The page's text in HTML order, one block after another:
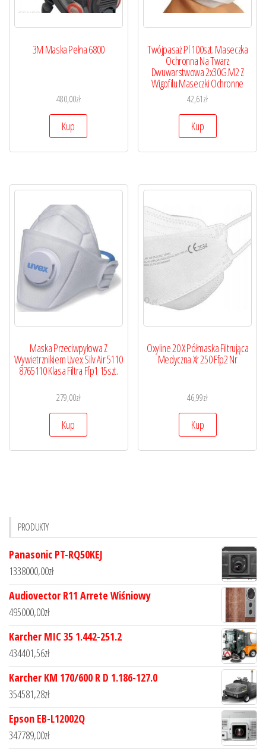
3M Maska Pełna 6800
480,00zł
Kup
Twójpasaż.Pl 100szt. Maseczka
Ochronna Na Twarz
Dwuwarstwowa 2x30G.M2 Z
Wigofilu Maseczki Ochronne
42,61zł
Kup
Maska Przeciwpyłowa Z
Wywietrznikiem Uvex Silv Air 5110
8765110 Klasa Filtra Ffp1 15szt.
279,00zł
Kup
Oxyline 20 X Półmaska Filtrująca
Medyczna Xr 250 Ffp2 Nr
46,99zł
Kup
PRODUKTY
Panasonic PT-RQ50KEJ
1338000,00zł
Audiovector R11 Arrete Wiśniowy
495000,00zł
Karcher MIC 35 1.442-251.2
434401,56zł
Karcher KM 170/600 R D 1.186-127.0
354581,28zł
Epson EB-L12002Q
347789,00zł